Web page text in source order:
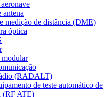
antena
medição de distância (DME)
óptica
modular
(RADALT)
de teste automático de
(RF ATE)